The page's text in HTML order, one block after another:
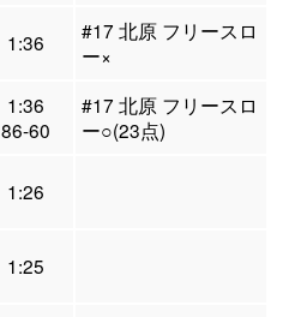
1:36
#17 北原 フリースロ
ー×
1:36
86-60
#17 北原 フリースロ
ー○(23点)
1:26
1:25